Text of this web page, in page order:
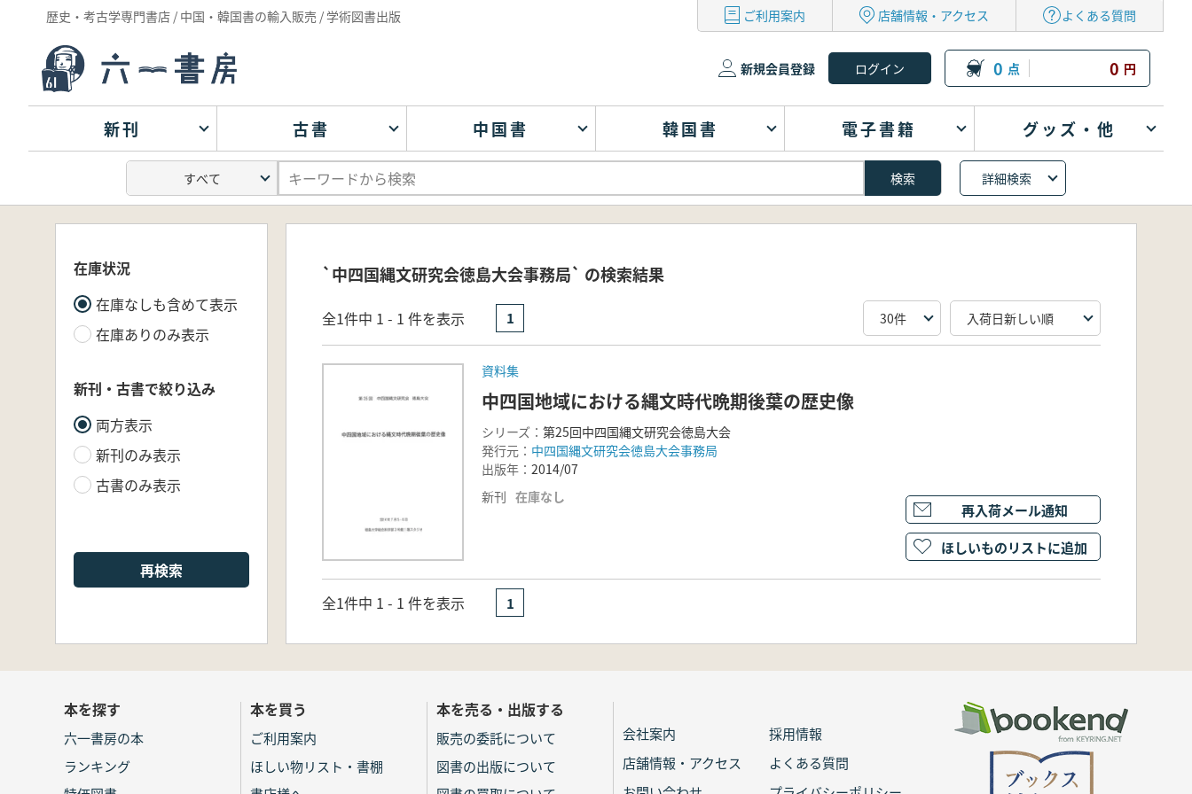
歴史・考古学専門書店 / 中国・韓国書の輸入販売 / 学術図書出版 ご利用案内 店舗情報・アクセス よくある質問
新規会員登録 0 点 0 円
新刊 古書 中国書 韓国書 電子書籍 グッズ・他
詳細検索
在庫状況
在庫なしも含めて表示
在庫ありのみ表示
新刊・古書で絞り込み
両方表示
新刊のみ表示
古書のみ表示
再検索
`中四国縄文研究会徳島大会事務局` の検索結果
全1件中 1 - 1 件を表示 1
資料集
中四国地域における縄文時代晩期後葉の歴史像
シリーズ： 第25回中四国縄文研究会徳島大会
発行元： 中四国縄文研究会徳島大会事務局
出版年： 2014/07
新刊 在庫なし
再入荷メール通知
ほしいものリストに追加
全1件中 1 - 1 件を表示 1
本を探す
六一書房の本
ランキング
本を買う
ご利用案内
ほしい物リスト・書棚
本を売る・出版する
販売の委託について
図書の出版について
会社案内
採用情報
店舗情報・アクセス
よくある質問